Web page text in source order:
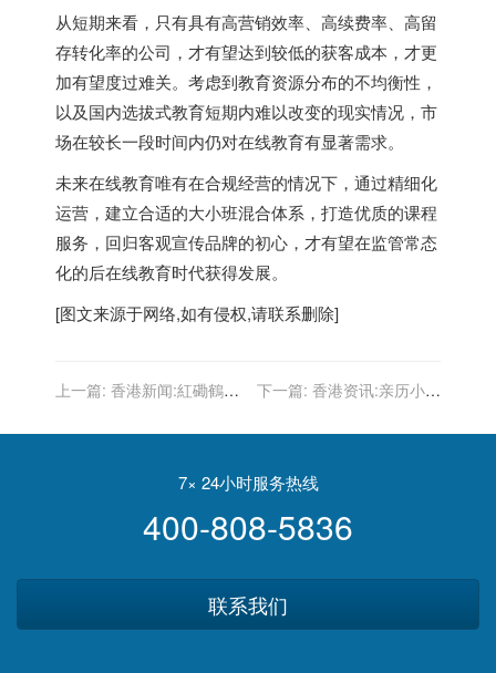
从短期来看，只有具有高营销效率、高续费率、高留
存转化率的公司，才有望达到较低的获客成本，才更
加有望度过难关。考虑到教育资源分布的不均衡性，
以及国内选拔式教育短期内难以改变的现实情况，市
场在较长一段时间内仍对在线教育有显著需求。
未来在线教育唯有在合规经营的情况下，通过精细化
运营，建立合适的大小班混合体系，打造优质的课程
服务，回归客观宣传品牌的初心，才有望在监管常态
化的后在线教育时代获得发展。
[图文来源于网络,如有侵权,请联系删除]
上一篇: 香港新闻:紅磡鶴園
點算
下一篇: 香港资讯:亲历小米
解
7× 24小时服务热线
400-808-5836
联系我们